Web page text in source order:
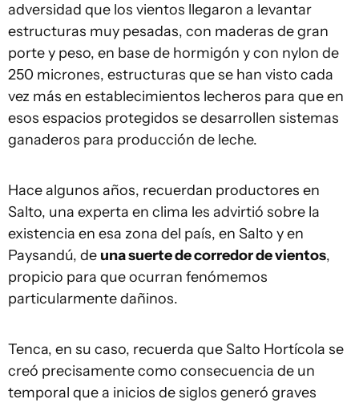
adversidad que los vientos llegaron a levantar
estructuras muy pesadas, con maderas de gran
porte y peso, en base de hormigón y con nylon de
250 micrones, estructuras que se han visto cada
vez más en establecimientos lecheros para que en
esos espacios protegidos se desarrollen sistemas
ganaderos para producción de leche.
Hace algunos años, recuerdan productores en
Salto, una experta en clima les advirtió sobre la
existencia en esa zona del país, en Salto y en
Paysandú, de una suerte de corredor de vientos,
propicio para que ocurran fenómemos
particularmente dañinos.
Tenca, en su caso, recuerda que Salto Hortícola se
creó precisamente como consecuencia de un
temporal que a inicios de siglos generó graves